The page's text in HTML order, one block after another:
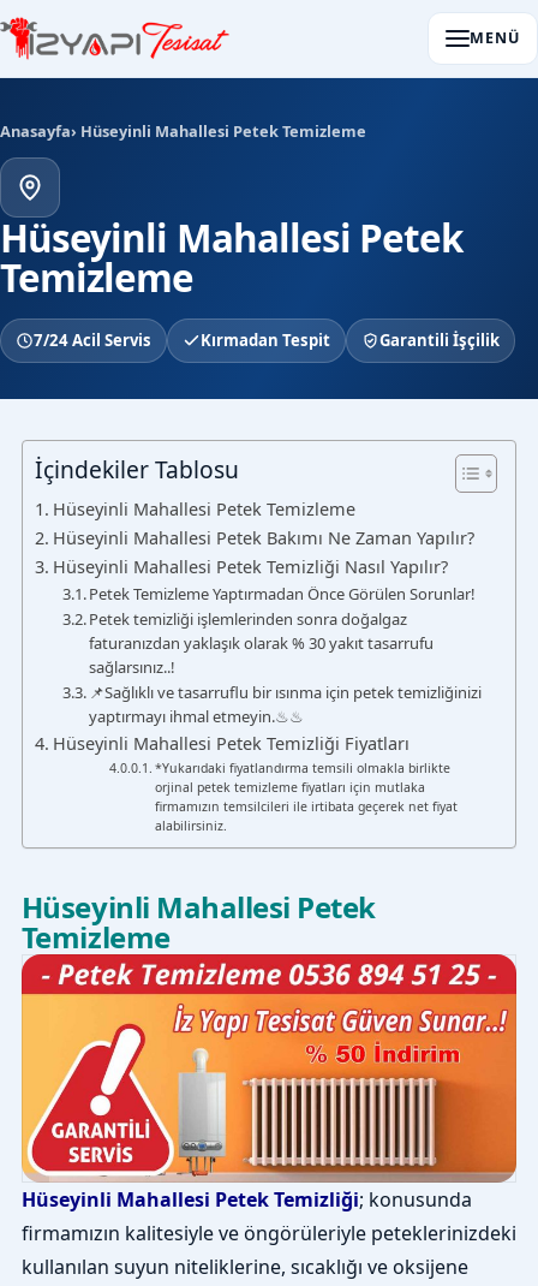
MENÜ
Anasayfa› Hüseyinli Mahallesi Petek Temizleme
Hüseyinli Mahallesi Petek
Temizleme
7/24 Acil Servis Kırmadan Tespit Garantili İşçilik
İçindekiler Tablosu
Hüseyinli Mahallesi Petek Temizleme
Hüseyinli Mahallesi Petek Bakımı Ne Zaman Yapılır?
Hüseyinli Mahallesi Petek Temizliği Nasıl Yapılır?
Petek Temizleme Yaptırmadan Önce Görülen Sorunlar!
Petek temizliği işlemlerinden sonra doğalgaz
faturanızdan yaklaşık olarak % 30 yakıt tasarrufu
sağlarsınız..!
📌Sağlıklı ve tasarruflu bir ısınma için petek temizliğinizi
yaptırmayı ihmal etmeyin.♨♨
Hüseyinli Mahallesi Petek Temizliği Fiyatları
*Yukarıdaki fiyatlandırma temsili olmakla birlikte
orjinal petek temizleme fiyatları için mutlaka
firmamızın temsilcileri ile irtibata geçerek net fiyat
alabilirsiniz.
Hüseyinli Mahallesi Petek
Temizleme
Hüseyinli Mahallesi Petek Temizliği; konusunda
firmamızın kalitesiyle ve öngörüleriyle peteklerinizdeki
kullanılan suyun niteliklerine, sıcaklığı ve oksijene